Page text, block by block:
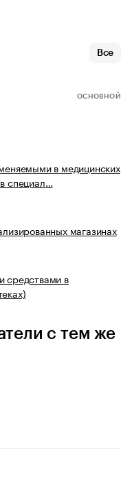
Все
ОСНОВНОЙ
в медицинских
специал…
магазинах
средствами в
с тем же